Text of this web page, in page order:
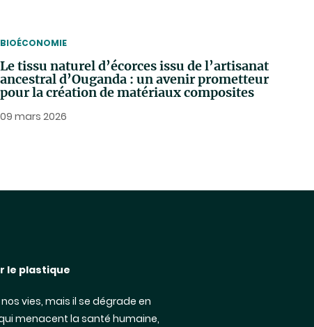
THEMATIC
BIOÉCONOMIE
Le tissu naturel d’écorces issu de l’artisanat
ancestral d’Ouganda : un avenir prometteur
pour la création de matériaux composites
09 mars 2026
le plastique
vies, mais il se dégrade en
menacent la santé humaine,